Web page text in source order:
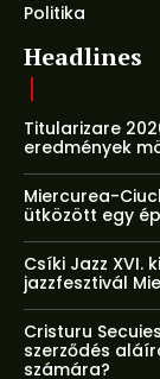
Politika
Headlines
Titularizare
eredmények
Miercurea-
ütközött egy
Csíki Jazz XVI.
jazzfesztivál
Cristuru
szerződés
számára?